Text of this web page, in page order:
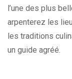
l’une des plus
arpenterez les
les traditions
un guide agréé.